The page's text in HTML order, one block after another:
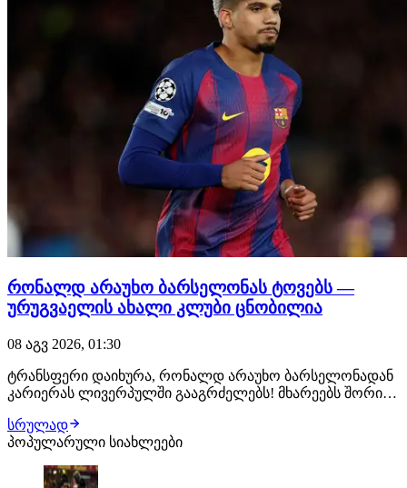
რონალდ არაუხო ბარსელონას ტოვებს —
ურუგვაელის ახალი კლუბი ცნობილია
08 აგვ 2026, 01:30
ტრანსფერი დაიხურა, რონალდ არაუხო ბარსელონადან
კარიერას ლივერპულში გააგრძელებს! მხარეებს შორის
მცველს ახალ კლუბში უკვე ელოდებიან, სადაც
სამედიცინო შემოწმებას გაივლის და კონტრაქტს ხელს
მოაწერს. როგორც ცნობილი ხდება, მხარეებს შორის 1-
წლიან…
სრულად
პოპულარული სიახლეები